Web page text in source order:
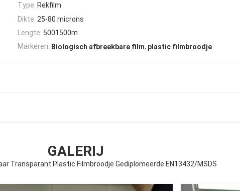
Type: Rekfilm
Dikte: 25-80 microns
Lengte: 5001500m
Markeren: Biologisch afbreekbare film, plastic filmbroodje
GALERIJ
Transparant Plastic Filmbroodje Gediplomeerde EN13432/MSDS